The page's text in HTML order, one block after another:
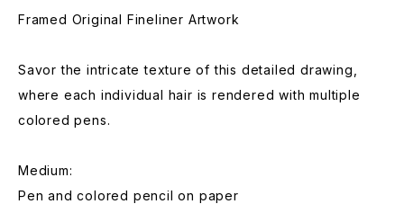
Framed Original Fineliner Artwork
Savor the intricate texture of this detailed drawing,
where each individual hair is rendered with multiple
colored pens.
Medium:
Pen and colored pencil on paper